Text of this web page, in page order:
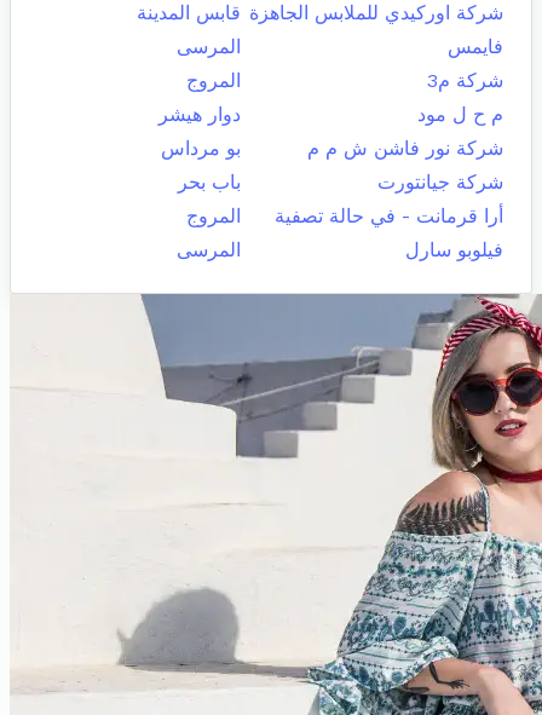
شركة اوركيدي للملابس الجاهزة قابس المدينة
فايمس
المرسى
شركة م3
المروج
م ح ل مود
دوار هيشر
شركة نور فاشن ش م م
بو مرداس
شركة جيانتورت
باب بحر
أرا قرمانت - في حالة تصفية
المروج
فيلوبو سارل
المرسى